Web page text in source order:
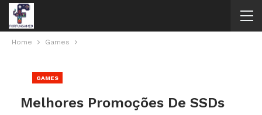
Home Games
GAMES
Melhores Promoções De SSDs